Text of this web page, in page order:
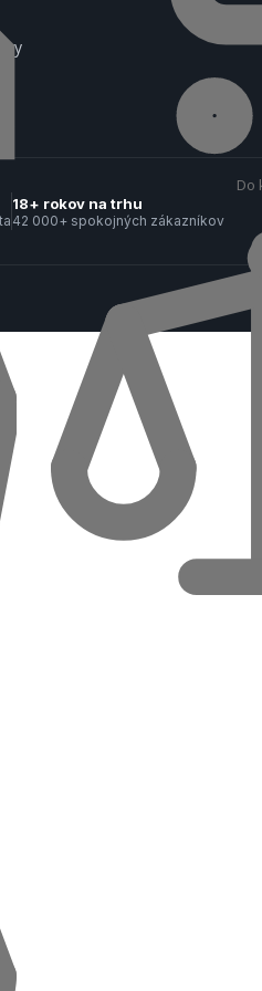
Do
Blog
18+ rokov na trhu
42 000+ spokojných zákazníkov